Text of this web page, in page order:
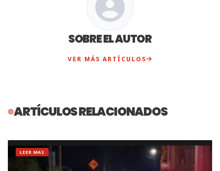
SOBRE EL AUTOR
VER MÁS ARTÍCULOS
ARTÍCULOS RELACIONADOS
LEER MAS